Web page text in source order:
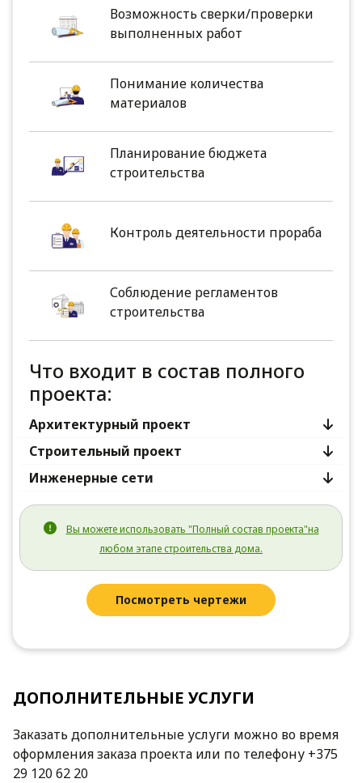
Возможность сверки/проверки
выполненных работ
Понимание количества
материалов
Планирование бюджета
строительства
Контроль деятельности прораба
Соблюдение регламентов
строительства
Что входит в состав полного
проекта:
Архитектурный проект
Строительный проект
Инженерные сети
Вы можете использовать "Полный состав проекта"на
любом этапе строительства дома.
Посмотреть чертежи
ДОПОЛНИТЕЛЬНЫЕ УСЛУГИ
Заказать дополнительные услуги можно во время
оформления заказа проекта или по телефону +375
29 120 62 20